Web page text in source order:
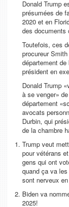
Donald Trump
présumées de
2020 et en
des documents
Toutefois, ces
procureur
département
président en
Donald Trump
à se venger
département
avocats
Durbin, qui
de la chambre
Trump veut
pour vétérans
gens qui ont
quand ça va
sont nerveux
Biden va
2025!